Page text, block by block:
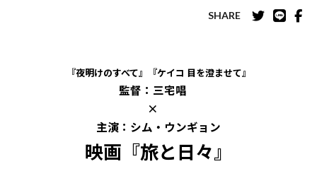
SHARE
『夜明けのすべて』『ケイコ 目を澄ませて』
監督：三宅唱
×
主演：シム・ウンギョン
映画『旅と日々』